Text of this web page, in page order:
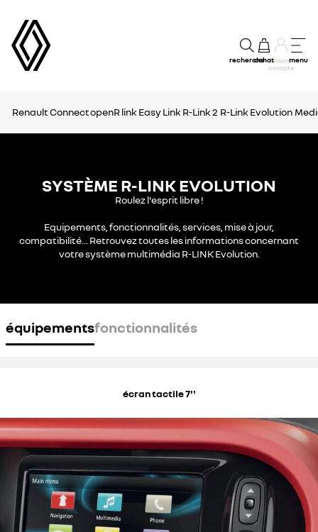
rechercheachatmon
compte
menu
Renault ConnectopenR linkEasy LinkR-Link 2 R-Link Evolution
SYSTÈME R-LINK EVOLUTION
Roulez l'esprit libre !
Equipements, fonctionnalités, services, mise à jour,
compatibilité… Retrouvez toutes les informations concernant
votre système multimédia R-LINK Evolution.
équipementsfonctionnalités
écran tactile 7''